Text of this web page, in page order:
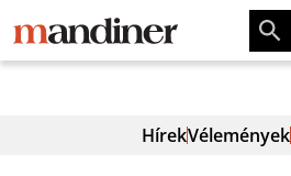
HírekVélemények